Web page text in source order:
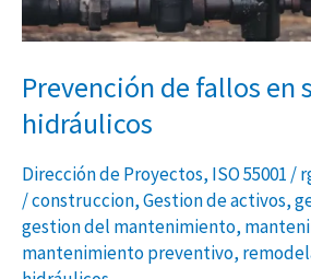
Prevención de fallos en
hidráulicos
Dirección de Proyectos, ISO 55001 /
/construccion,Gestion de activos,
gestion del mantenimiento,
mantenimiento preventivo,